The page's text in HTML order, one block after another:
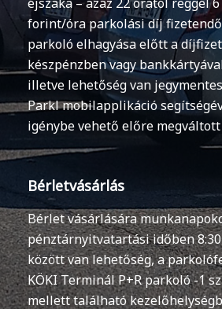
forint/óra parkolási díj
parkoló elhagyása előtt a
készpénzben vagy
illetve lehetőség van
Parkl mobilapplikáció
igénybe vehető előre
Bérletvásárlás
Bérlet vásárlására
pénztárnyitvatartási időben 8:30
között van lehetőség, a
KÖKI Terminál P+R parkoló -1
mellett található